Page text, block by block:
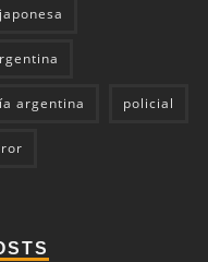
argentina policial